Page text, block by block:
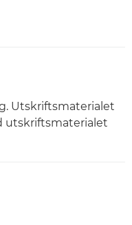
Utskriftsmaterialet
utskriftsmaterialet